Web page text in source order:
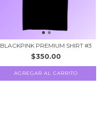
BLACKPINK PREMIUM SHIRT #3
$350.00
AGREGAR AL CARRITO